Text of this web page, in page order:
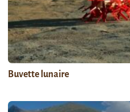
Buvette lunaire